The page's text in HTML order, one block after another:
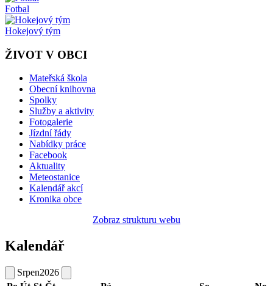
Fotbal
Hokejový tým
ŽIVOT V OBCI
Mateřská škola
Obecní knihovna
Spolky
Služby a aktivity
Fotogalerie
Jízdní řády
Nabídky práce
Facebook
Aktuality
Meteostanice
Kalendář akcí
Kronika obce
Zobraz strukturu webu
Kalendář
Srpen2026